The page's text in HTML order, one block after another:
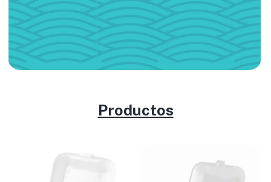
Productos